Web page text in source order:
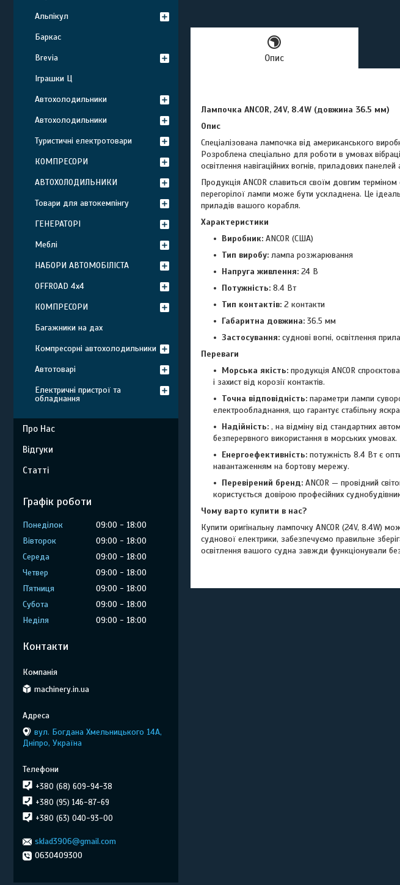
Опис
Лампочка ANCOR, 24V, 8.4W (довжина 36.5 мм)
Опис
Спеціалізована лампочка від американського
Розроблена спеціально для роботи в умовах
освітлення навігаційних вогнів, приладових
Продукція ANCOR славиться своїм довгим
перегорілої лампи може бути ускладнена. Це
приладів вашого корабля.
Характеристики
Виробник: ANCOR (США)
Тип виробу: лампа розжарювання
Напруга живлення: 24 В
Потужність: 8.4 Вт
Тип контактів: 2 контакти
Габаритна довжина: 36.5 мм
Застосування: суднові вогні, освітлення
Переваги
Морська якість: продукція ANCOR
і захист від корозії контактів.
Точна відповідність: параметри лампи
електрообладнання, що гарантує стабільну
Надійність: , на відміну від стандартних
безперервного використання в морських умовах.
Енергоефективність: потужність 8.4 Вт є
навантаженням на бортову мережу.
Перевірений бренд: ANCOR — провідний
користується довірою професійних
Чому варто купити в нас?
Купити оригінальну лампочку ANCOR (24V, 8.4W)
суднової електрики, забезпечуємо правильне
освітлення вашого судна завжди функціонували
Альпікул
Баркас
Brevia
Іграшки Ц
Автохолодильники
Автохолодильники
Туристичні електротовари
КОМПРЕСОРИ
АВТОХОЛОДИЛЬНИКИ
Товари для автокемпінгу
ГЕНЕРАТОРІ
Меблі
НАБОРИ АВТОМОБІЛІСТА
OFFROAD 4х4
КОМПРЕСОРИ
Багажники на дах
Компресорні автохолодильники
Автотоварі
Електричні пристрої та
обладнання
Про Нас
Відгуки
Статті
Графік роботи
Понеділок 09:00
18:00
Вівторок
09:00
18:00
Середа
09:00
18:00
Четвер
09:00
18:00
Пʼятниця
09:00
18:00
Субота
09:00
18:00
Неділя
09:00 18:00
Контакти
machinery.in.ua
вул. Богдана Хмельницького 14А,
Дніпро, Україна
+380 (68) 609-94-38
+380 (95) 146-87-69
+380 (63) 040-93-00
sklad3906@gmail.com
0630409300